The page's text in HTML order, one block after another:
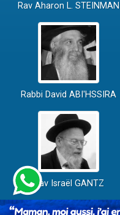
Rav Aharon L. STEINMAN
Rabbi David ABI'HSSIRA
Rav Israël GANTZ